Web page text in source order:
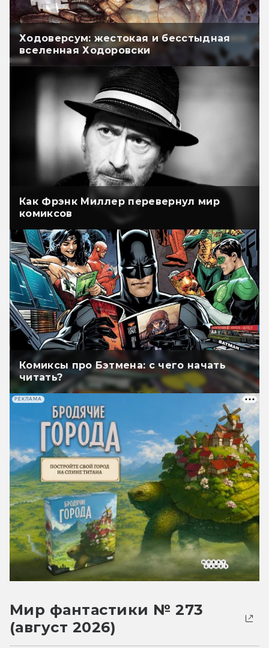
Ходоверсум: жестокая и бесстыдная
вселенная Ходоровски
Как Фрэнк Миллер перевернул мир
комиксов
Комиксы про Бэтмена: с чего начать
читать?
РЕКЛАМА
Мир фантастики № 273
(август 2026)